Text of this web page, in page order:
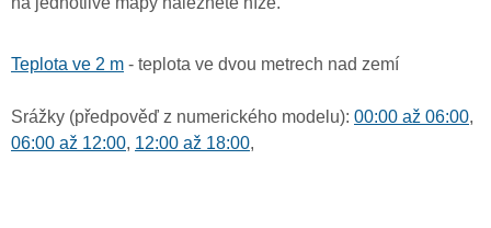
Teplota ve 2 m - teplota ve dvou metrech nad zemí
Srážky (předpověď z numerického modelu): 00:00 až 06:00,
06:00 až 12:00, 12:00 až 18:00,